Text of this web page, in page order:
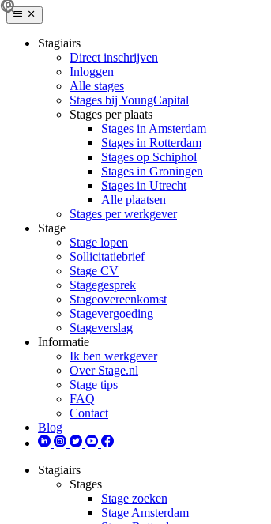
Stagiairs
Direct inschrijven
Inloggen
Alle stages
Stages bij YoungCapital
Stages per plaats
Stages in Amsterdam
Stages in Rotterdam
Stages op Schiphol
Stages in Groningen
Stages in Utrecht
Alle plaatsen
Stages per werkgever
Stage
Stage lopen
Sollicitatiebrief
Stage CV
Stagegesprek
Stageovereenkomst
Stagevergoeding
Stageverslag
Informatie
Ik ben werkgever
Over Stage.nl
Stage tips
FAQ
Contact
Blog
Stagiairs
Stages
Stage zoeken
Stage Amsterdam